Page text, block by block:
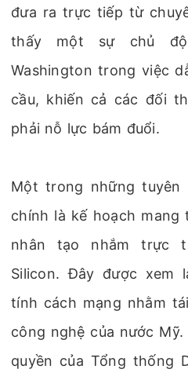
đưa ra trực tiếp từ
thấy một sự chủ
Washington trong việc
cầu, khiến cả các đối
phải nỗ lực bám đuổi.
Một trong những
chính là kế hoạch
nhân tạo nhắm trực
Silicon. Đây được xem
tính cách mạng nhằm
công nghệ của nước
quyền của Tổng thống